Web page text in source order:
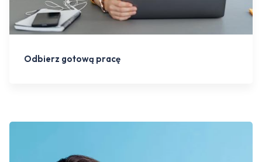
Odbierz gotową pracę